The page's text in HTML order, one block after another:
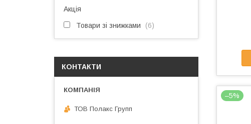
–5%
Акція
Товари зі знижками 6
КОНТАКТИ
ТОВ Полакс Групп